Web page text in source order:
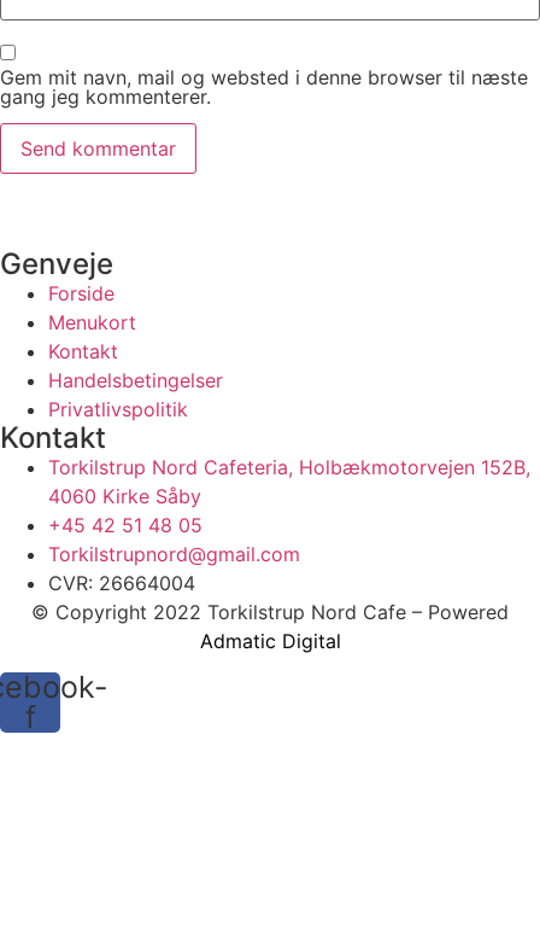
Gem mit navn, mail og websted i denne browser til næste
gang jeg kommenterer.
Genveje
Forside
Menukort
Kontakt
Handelsbetingelser
Privatlivspolitik
Kontakt
Torkilstrup Nord Cafeteria, Holbækmotorvejen 152B,
4060 Kirke Såby
+45 42 51 48 05
Torkilstrupnord@gmail.com
CVR: 26664004
© Copyright 2022 Torkilstrup Nord Cafe – Powered
Admatic Digital
f